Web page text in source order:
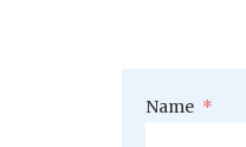
Pflichtfeld
Name *